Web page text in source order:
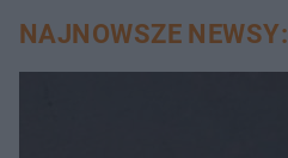
NAJNOWSZE NEWSY: